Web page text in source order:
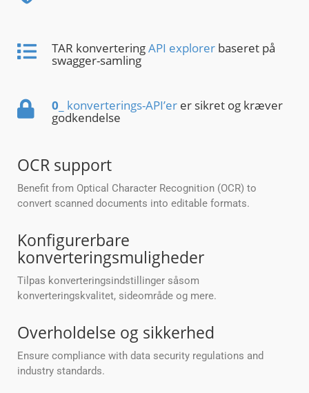
TAR konverteringAPI explorer baseret på
swagger-samling
0 _ konverterings-API’er er sikret og kræver
godkendelse
OCR support
Benefit from Optical Character Recognition (OCR) to
convert scanned documents into editable formats.
Konfigurerbare
konverteringsmuligheder
Tilpas konverteringsindstillinger såsom
konverteringskvalitet, sideområde og mere.
Overholdelse og sikkerhed
Ensure compliance with data security regulations and
industry standards.